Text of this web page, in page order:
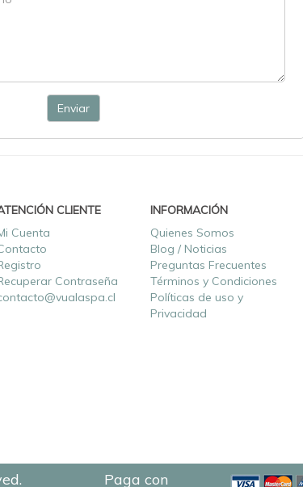
Enviar
CLIENTE
Cuenta
Contraseña
INFORMACIÓN
Quienes Somos
Blog / Noticias
Preguntas Frecuentes
Términos y Condiciones
Políticas de uso y
Privacidad
Paga con